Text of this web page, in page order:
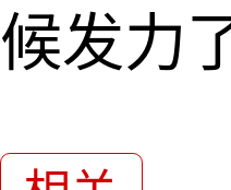
候发力